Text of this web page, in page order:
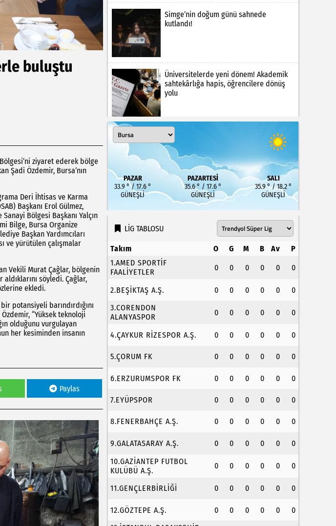
buluştu
ziyaret ederek bölge
Şadi Özdemir, Bursa’nın
Deri İhtisas ve Karma
Başkanı Erol Gülmez,
Bölgesi Başkanı Yalçın
Bilge, Bursa Organize
Başkan Yardımcıları
ve yürütülen çalışmalar
Vekili Murat Çağlar, bölgenin
söyledi. Çağlar,
ekledi.
potansiyeli barındırdığını
“Yüksek teknoloji
olduğunu vurgulayan
her kesiminden insanın
Paylas
Simge’nin doğum günü sahnede
kutlandı!
Üniversitelerde yeni dönem! Akademik
sahtekârlığa hapis, öğrencilere dönüş
yolu
PAZAR
33.9 ° / 17.6 °
GÜNEŞLI
PAZARTESI
35.6 ° / 17.6 °
GÜNEŞLI
SALI
35.9 ° / 18.2 °
GÜNEŞLI
LİG TABLOSU
Takım O G M B Av
P
1.AMED SPORTİF
FAALİYETLER
0 0 0 0 0 0
2.BEŞİKTAŞ A.Ş. 0 0 0 0 0
0
3.CORENDON
ALANYASPOR
0 0 0 0 0 0
4.ÇAYKUR RİZESPOR A.Ş. 0 0 0 0 0 0
5.ÇORUM FK 0 0 0 0 0 0
6.ERZURUMSPOR FK 0 0 0 0 0 0
7.EYÜPSPOR 0 0 0 0 0 0
8.FENERBAHÇE A.Ş. 0 0 0 0 0 0
9.GALATASARAY A.Ş. 0 0 0 0 0
0
10.GAZİANTEP FUTBOL
KULÜBÜ A.Ş.
0 0 0 0 0 0
11.GENÇLERBİRLİĞİ 0 0 0 0 0 0
12.GÖZTEPE A.Ş. 0 0 0 0 0
0